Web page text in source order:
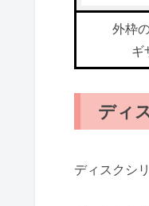
外枠
ギ
ディ
ディスクシ